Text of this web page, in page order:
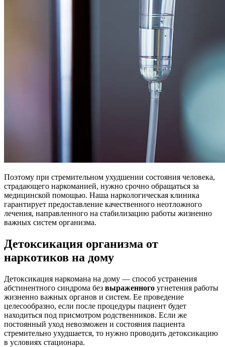
Поэтому при стремительном ухудшении состояния человека,
страдающего наркоманией, нужно срочно обращаться за
медицинской помощью. Наша наркологическая клиника
гарантирует предоставление качественного неотложного
лечения, направленного на стабилизацию работы жизненно
важных систем организма.
Детоксикация организма от
наркотиков на дому
Детоксикация наркомана на дому — способ устранения
абстинентного синдрома без выраженного угнетения работы
жизненно важных органов и систем. Ее проведение
целесообразно, если после процедуры пациент будет
находиться под присмотром родственников. Если же
постоянный уход невозможен и состояния пациента
стремительно ухудшается, то нужно проводить детоксикацию
в условиях стационара.